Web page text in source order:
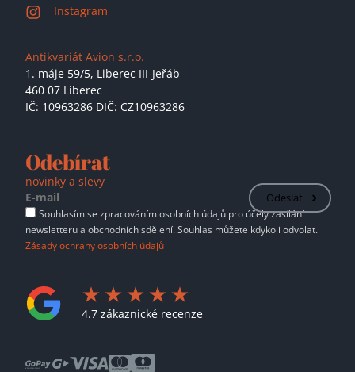
Instagram
Antikvariát Avion s.r.o.
1. máje 59/5, Liberec III-Jeřáb
460 07 Liberec
IČ: 10963286 DIČ: CZ10963286
Odebírat
novinky a slevy
Odeslat
Souhlasím se zpracováním osobních údajů pro účely zasílání
newsletteru a obchodních sdělení. Souhlas můžete kdykoli odvolat.
Zásady ochrany osobních údajů
4.7 zákaznické recenze